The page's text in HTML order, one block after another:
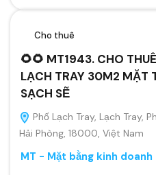
Cho thuê
🌻🌻 MT1943. CHO
LẠCH TRAY 30M2 MẶT
SẠCH SẼ
Phố Lạch Tray, Lạch Tray,
Hải Phòng, 18000, Việt Nam
MT - Mặt bằng kinh doanh